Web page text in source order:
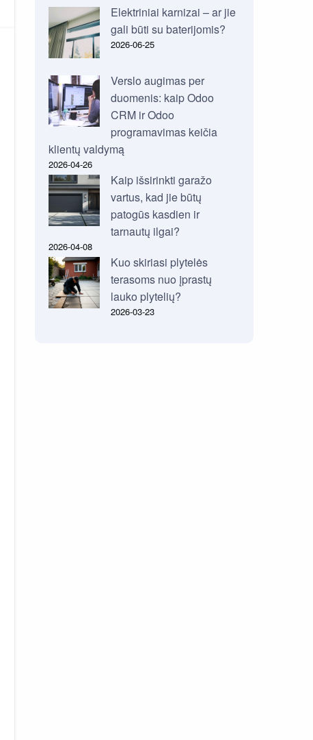
Elektriniai karnizai – ar jie
gali būti su baterijomis?
2026-06-25
Verslo augimas per
duomenis: kaip Odoo
CRM ir Odoo
programavimas keičia
klientų valdymą
2026-04-26
Kaip išsirinkti garažo
vartus, kad jie būtų
patogūs kasdien ir
tarnautų ilgai?
2026-04-08
Kuo skiriasi plytelės
terasoms nuo įprastų
lauko plytelių?
2026-03-23